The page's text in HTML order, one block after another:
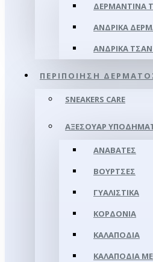
ΔΕΡΜΆΝΤΙΝΑ
ΑΝΔΡΙΚΆ
ΑΝΔΡΙΚΆ
ΠΕΡΙΠΟΊΗΣΗ
SNEAKERS CARE
ΑΞΕΣΟΥΑΡ
ΑΝΑΒΆΤΕΣ
ΒΟΎΡΤΣΕΣ
ΓΥΑΛΙΣΤΙΚΆ
ΚΟΡΔΌΝΙΑ
ΚΑΛΑΠΌΔΙΑ
ΚΑΛΑΠΌΔΙΑ